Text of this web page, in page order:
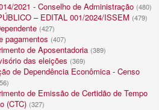
2021 - Conselho de Administração (480)
– EDITAL 001/2024/ISSEM (479)
(427)
pagamentos (407)
de Aposentadoria (389)
das eleições (369)
de Dependência Econômica - Censo
de Emissão de Certidão de Tempo
(CTC) (327)